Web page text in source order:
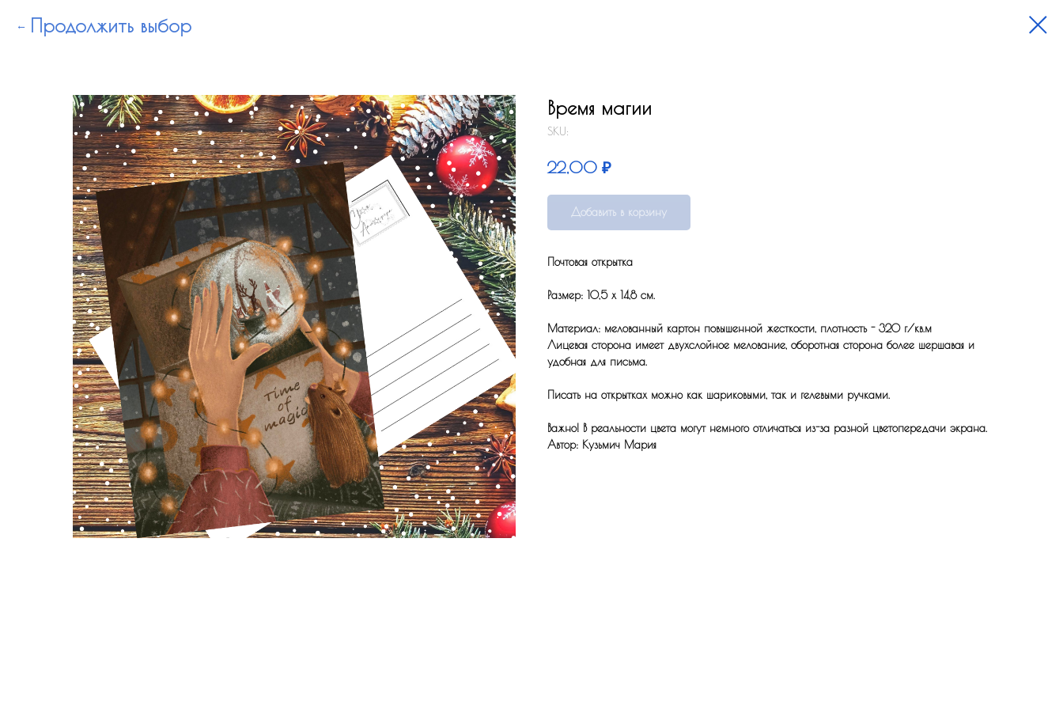
Продолжить выбор
Время магии
SKU:
22,00 ₽
Добавить в корзину
Почтовая открытка
Размер: 10,5 x 14,8 см.
Материал: мелованный картон повышенной жесткости, плотность - 320 г/кв.м
Лицевая сторона имеет двухслойное мелование, оборотная сторона более шершавая и
удобная для письма.
Писать на открытках можно как шариковыми, так и гелевыми ручками.
Важно! В реальности цвета могут немного отличаться из-за разной цветопередачи экрана.
Автор: Кузьмич Мария